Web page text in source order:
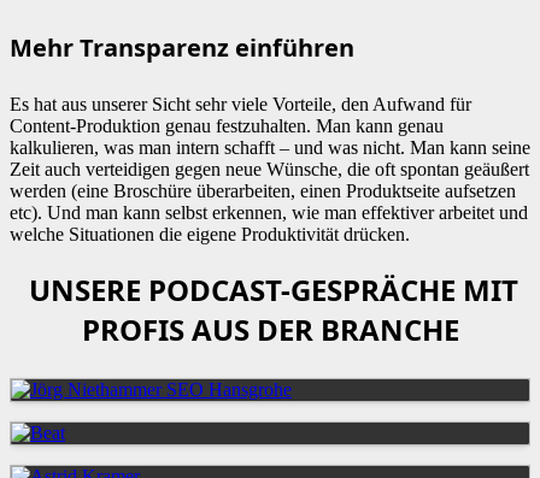
Mehr Transparenz einführen
Es hat aus unserer Sicht sehr viele Vorteile, den Aufwand für
Content-Produktion genau festzuhalten. Man kann genau
kalkulieren, was man intern schafft – und was nicht. Man kann seine
Zeit auch verteidigen gegen neue Wünsche, die oft spontan geäußert
werden (eine Broschüre überarbeiten, einen Produktseite aufsetzen
etc). Und man kann selbst erkennen, wie man effektiver arbeitet und
welche Situationen die eigene Produktivität drücken.
UNSERE PODCAST-GESPRÄCHE MIT
PROFIS AUS DER BRANCHE